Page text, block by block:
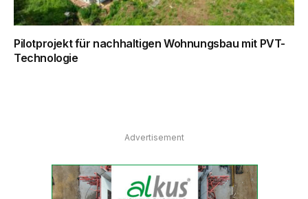
Pilotprojekt für nachhaltigen Wohnungsbau mit PVT-
Technologie
Advertisement